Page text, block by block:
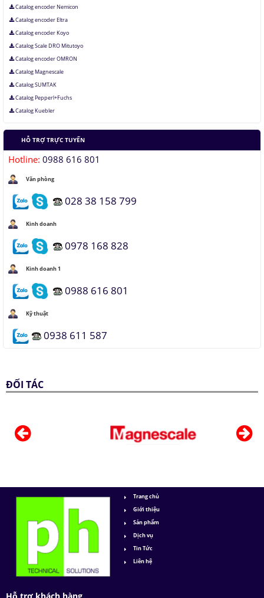
Catalog encoder Nemicon
Catalog encoder Eltra
Catalog encoder Koyo
Catalog Scale DRO Mitutoyo
Catalog encoder OMRON
Catalog Magnescale
Catalog SUMTAK
Catalog Pepperl+Fuchs
Catalog Kuebler
HỖ TRỢ TRỰC TUYẾN
Hotline: 0988 616 801
Văn phòng
028 38 158 799
Kinh doanh
0978 168 828
Kinh doanh 1
0988 616 801
Kỹ thuật
0938 611 587
ĐỐI TÁC
Trang chủ
Giới thiệu
Sản phẩm
Dịch vụ
Tin Tức
Liên hệ